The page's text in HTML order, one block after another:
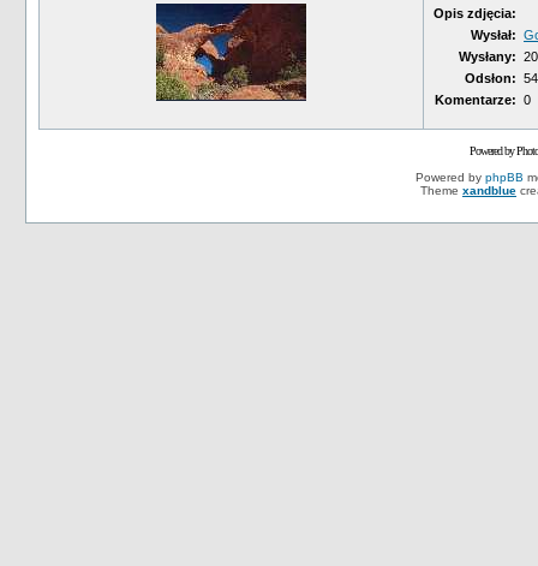
Opis zdjęcia:
Wysłał:
Wysłany:
Odsłon: 54
Komentarze: 0
Powered by
Powered by phpBB
Theme xandblue